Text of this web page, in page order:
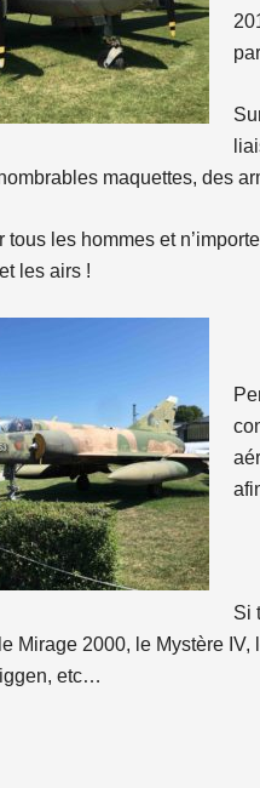
maquettes, des
tous les hommes et
les airs !
Si
Mirage 2000, le Mystère
etc…